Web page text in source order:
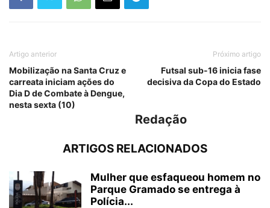
Artigo anterior
Mobilização na Santa Cruz e
carreata iniciam ações do
Dia D de Combate à Dengue,
nesta sexta (10)
Próximo artigo
Futsal sub-16 inicia fase
decisiva da Copa do Estado
Redação
ARTIGOS RELACIONADOS
Mulher que esfaqueou homem no
Parque Gramado se entrega à
Polícia...